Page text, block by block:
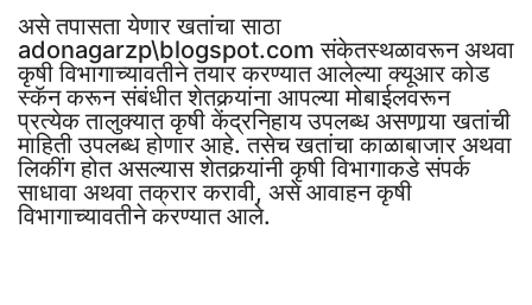
असे तपासता येणार खतांचा साठा
adonagarzp\blogspot.com संकेतस्थळावरून अथवा
कृषी विभागाच्यावतीने तयार करण्यात आलेल्या क्यूआर कोड
स्कॅन करून संबंधीत शेतकर्‍यांना आपल्या मोबाईलवरून
प्रत्येक तालुक्यात कृषी केंद्रनिहाय उपलब्ध असणार्‍या खतांची
माहिती उपलब्ध होणार आहे. तसेच खतांचा काळाबाजार अथवा
लिकींग होत असल्यास शेतकर्‍यांनी कृषी विभागाकडे संपर्क
साधावा अथवा तक्रार करावी, असे आवाहन कृषी
विभागाच्यावतीने करण्यात आले.